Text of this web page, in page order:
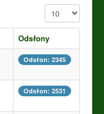
Pokaż #
Odsłony
Odsłon: 2345
Odsłon: 2531